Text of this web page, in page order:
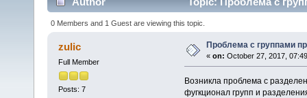
0 Members and 1 Guest are viewing this topic.
zulic
Full Member
Posts: 7
Проблема с группами
« on: October 27, 2017,
Возникла проблема с
фугкционал групп и